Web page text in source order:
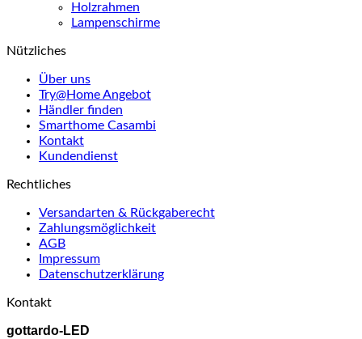
Holzrahmen
Lampenschirme
Nützliches
Über uns
Try@Home Angebot
Händler finden
Smarthome Casambi
Kontakt
Kundendienst
Rechtliches
Versandarten & Rückgaberecht
Zahlungsmöglichkeit
AGB
Impressum
Datenschutzerklärung
Kontakt
gottardo-LED